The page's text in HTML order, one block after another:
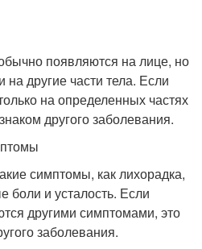
появляются на лице, но
на другие части тела. Если
на определенных частях
другого заболевания.
симптомы, как лихорадка,
боли и усталость. Если
другими симптомами, это
заболевания.